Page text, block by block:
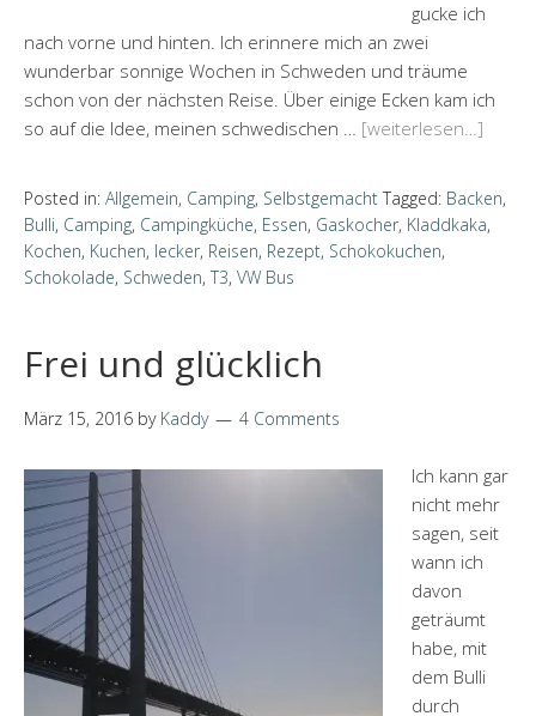
gucke ich
nach vorne und hinten. Ich erinnere mich an zwei
wunderbar sonnige Wochen in Schweden und träume
schon von der nächsten Reise. Über einige Ecken kam ich
so auf die Idee, meinen schwedischen … [weiterlesen…]
Posted in: Allgemein, Camping, Selbstgemacht Tagged: Backen,
Bulli, Camping, Campingküche, Essen, Gaskocher, Kladdkaka,
Kochen, Kuchen, lecker, Reisen, Rezept, Schokokuchen,
Schokolade, Schweden, T3, VW Bus
Frei und glücklich
März 15, 2016 by Kaddy 4 Comments
Ich kann gar
nicht mehr
sagen, seit
wann ich
davon
geträumt
habe, mit
dem Bulli
durch